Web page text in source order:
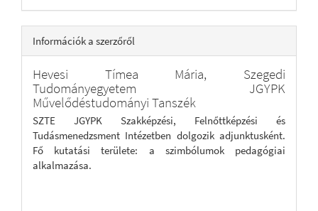
Információk a szerzőről
Hevesi Tímea Mária, Szegedi
Tudományegyetem JGYPK
Művelődéstudományi Tanszék
SZTE JGYPK Szakképzési, Felnőttképzési és
Tudásmenedzsment Intézetben dolgozik adjunktusként.
Fő kutatási területe: a szimbólumok pedagógiai
alkalmazása.